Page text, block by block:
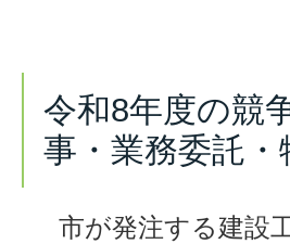
令和8年度の競
事・業務委託
市が発注する建設